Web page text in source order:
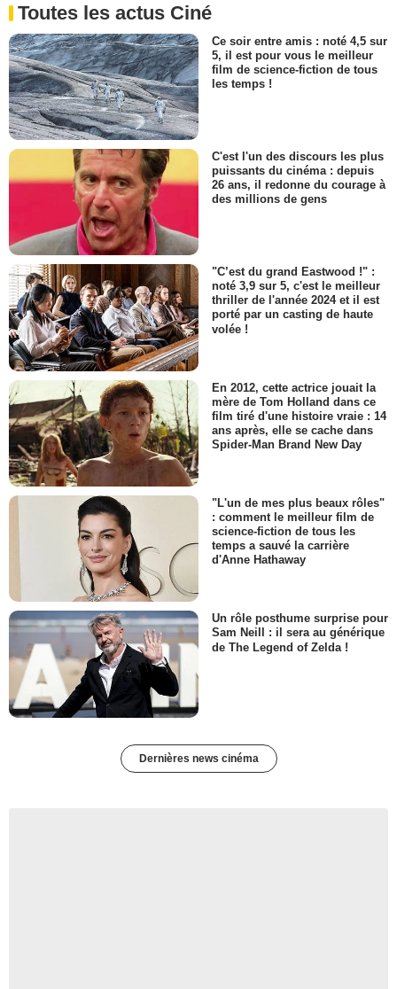
Toutes les actus Ciné
Ce soir entre amis : noté 4,5 sur
5, il est pour vous le meilleur
film de science-fiction de tous
les temps !
C'est l'un des discours les plus
puissants du cinéma : depuis
26 ans, il redonne du courage à
des millions de gens
"C’est du grand Eastwood !" :
noté 3,9 sur 5, c'est le meilleur
thriller de l'année 2024 et il est
porté par un casting de haute
volée !
En 2012, cette actrice jouait la
mère de Tom Holland dans ce
film tiré d'une histoire vraie : 14
ans après, elle se cache dans
Spider-Man Brand New Day
"L'un de mes plus beaux rôles"
: comment le meilleur film de
science-fiction de tous les
temps a sauvé la carrière
d'Anne Hathaway
Un rôle posthume surprise pour
Sam Neill : il sera au générique
de The Legend of Zelda !
Dernières news cinéma